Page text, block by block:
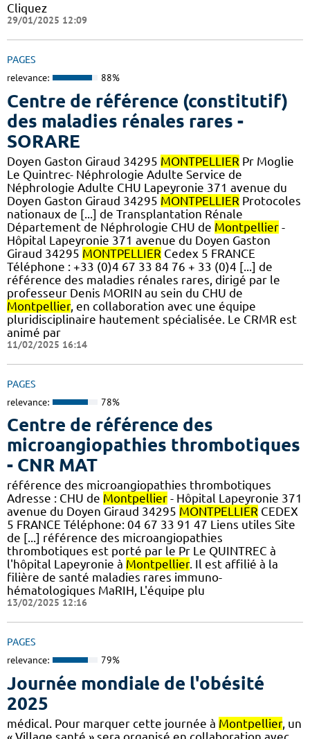
Cliquez
29/01/2025 12:09
PAGES
relevance: 88%
Centre de référence (constitutif)
des maladies rénales rares -
SORARE
Doyen Gaston Giraud 34295 MONTPELLIER Pr Moglie
Le Quintrec- Néphrologie Adulte Service de
Néphrologie Adulte CHU Lapeyronie 371 avenue du
Doyen Gaston Giraud 34295 MONTPELLIER Protocoles
nationaux de [...] de Transplantation Rénale
Département de Néphrologie CHU de Montpellier -
Hôpital Lapeyronie 371 avenue du Doyen Gaston
Giraud 34295 MONTPELLIER Cedex 5 FRANCE
Téléphone : +33 (0)4 67 33 84 76 + 33 (0)4 [...] de
référence des maladies rénales rares, dirigé par le
professeur Denis MORIN au sein du CHU de
Montpellier, en collaboration avec une équipe
pluridisciplinaire hautement spécialisée. Le CRMR est
animé par
11/02/2025 16:14
PAGES
relevance: 78%
Centre de référence des
microangiopathies thrombotiques
- CNR MAT
référence des microangiopathies thrombotiques
Adresse : CHU de Montpellier - Hôpital Lapeyronie 371
avenue du Doyen Giraud 34295 MONTPELLIER CEDEX
5 FRANCE Téléphone: 04 67 33 91 47 Liens utiles Site
de [...] référence des microangiopathies
thrombotiques est porté par le Pr Le QUINTREC à
l'hôpital Lapeyronie à Montpellier. Il est affilié à la
filière de santé maladies rares immuno-
hématologiques MaRIH, L'équipe plu
13/02/2025 12:16
PAGES
relevance: 79%
Journée mondiale de l'obésité
2025
médical. Pour marquer cette journée à Montpellier, un